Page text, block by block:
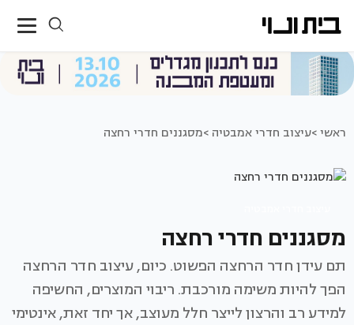
ראשי >עיצוב חדרי אמבטיה >מסגננים חדרי רחצה
מסגננים חדרי רחצה
תם עידן חדר הרחצה הפשוט. כיום, עיצוב חדר הרחצה
הפך להיות משימה מורכבת. ריבוי המוצרים, החשיפה
למידע רב והרצון לייצר חלל מעוצב, אך יחד זאת, אינטימי